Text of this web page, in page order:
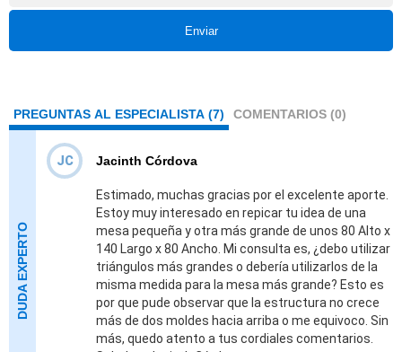
Enviar
PREGUNTAS AL ESPECIALISTA (7) COMENTARIOS (0)
JC Jacinth Córdova
Estimado, muchas gracias por el excelente aporte.
Estoy muy interesado en repicar tu idea de una
mesa pequeña y otra más grande de unos 80 Alto x
140 Largo x 80 Ancho. Mi consulta es, ¿debo utilizar
triángulos más grandes o debería utilizarlos de la
misma medida para la mesa más grande? Esto es
por que pude observar que la estructura no crece
más de dos moldes hacia arriba o me equivoco. Sin
más, quedo atento a tus cordiales comentarios.